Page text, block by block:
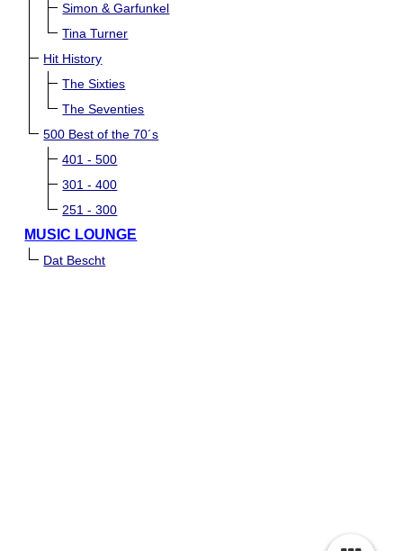
Simon & Garfunkel
Tina Turner
Hit History
The Sixties
The Seventies
500 Best of the 70´s
401 - 500
301 - 400
251 - 300
MUSIC LOUNGE
Dat Bescht